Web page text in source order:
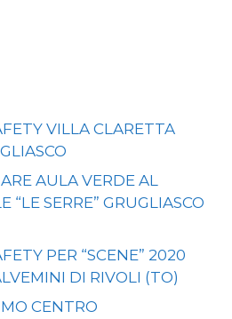
VILLA CLARETTA
AULA VERDE AL
“LE SERRE” GRUGLIASCO
PER “SCENE” 2020
DI RIVOLI (TO)
CENTRO